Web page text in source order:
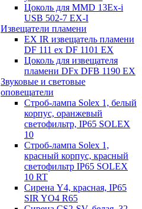
Цоколь для MMD 13Ex-i
USB 502-7 EX-I
Извещатели пламени
EX IR извещатель пламени
DF 111 ex DF 1101 EX
Цоколь для извещателя
пламени DFx DFB 1190 EX
Звуковые и световые
оповещатели
Строб-лампа Solex 1, белый
корпус, оранжевый
светофильтр, IP65 SOLEX
10
Строб-лампа Solex 1,
красный корпус, красный
светофильтр IP65 SOLEX
10 RT
Сирена Y4, красная, IP65
SIR YO4 R65